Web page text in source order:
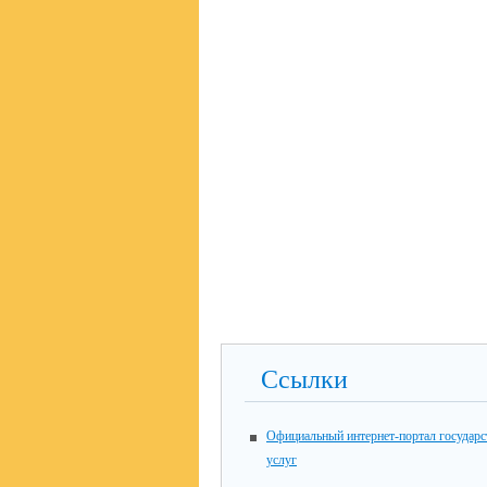
Ссылки
Официальный интернет-портал
услуг